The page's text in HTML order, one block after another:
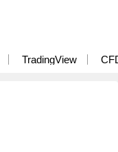
TradingView